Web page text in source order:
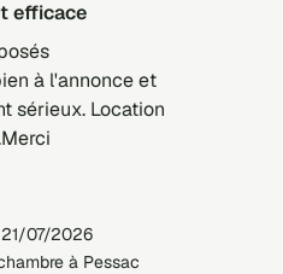
efficace
à l'annonce et
sérieux. Location
21/07/2026
à Pessac